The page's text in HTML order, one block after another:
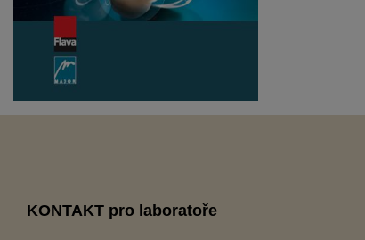
KONTAKT pro laboratoře